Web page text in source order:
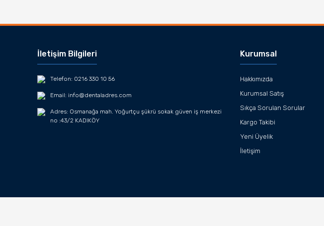
İletişim Bilgileri
Telefon: 0216 330 10 56
Email: info@dentaladres.com
Adres: Osmanağa mah. Yoğurtçu şükrü sokak güven iş merkezi
no :43/2 KADIKÖY
Kurumsal
Hakkımızda
Kurumsal Satış
Sıkça Sorulan Sorular
Kargo Takibi
Yeni Üyelik
İletişim